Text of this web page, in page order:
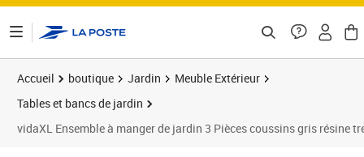
Accueil boutique Jardin
Meuble Extérieur
Tables et bancs de jardin
vidaXL Ensemble à manger de jardin 3 Pièces coussins gris résine